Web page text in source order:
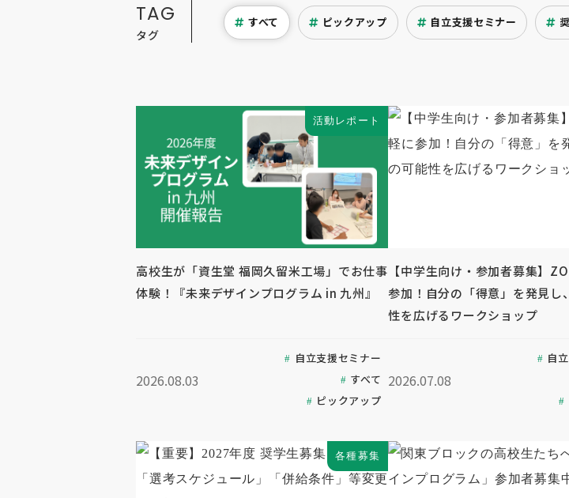
TAG
タグ
すべて ピックアップ 自立支援セミナー
活動レポート
高校生が「資生堂 福岡久留米工場」でお仕事
体験！『未来デザインプログラム in 九州』
2026.08.03
自立支援セミナー
すべて
ピックアップ
【中学生向け・参加者募集】
参加！自分の「得意」を発見し
性を広げるワークショップ
2026.07.08
自
各種募集